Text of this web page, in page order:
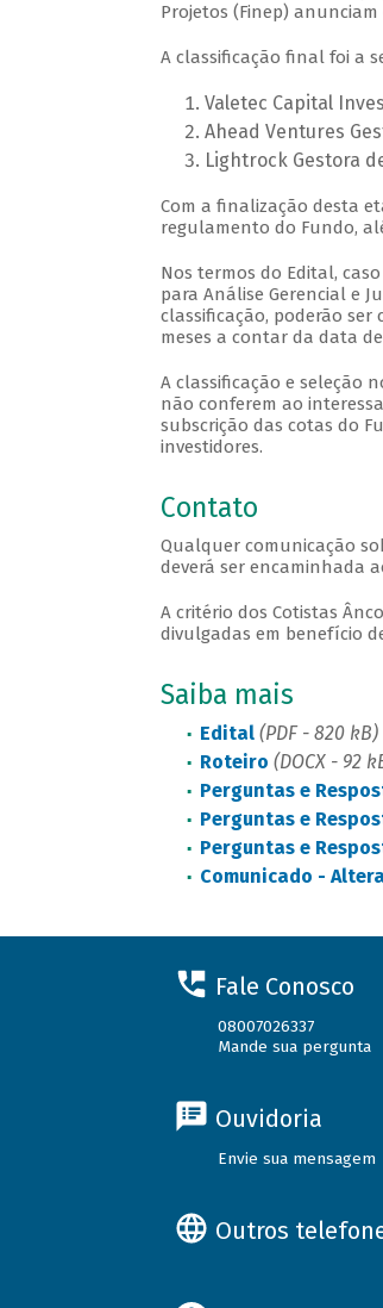
Projetos (Finep)
A classificação final foi a
Valetec Capital
Ahead Ventures
Lightrock Gestora
Com a finalização desta
regulamento do Fundo,
Nos termos do Edital,
para Análise Gerencial e
classificação, poderão ser
meses a contar da data
A classificação e seleção
não conferem ao
subscrição das cotas do
investidores.
Contato
Qualquer comunicação
deverá ser encaminhada
A critério dos Cotistas
divulgadas em benefício
Saiba mais
Edital (PDF - 820 kB)
Roteiro (DOCX - 92
Perguntas e
Perguntas e
Perguntas e
Comunicado -
Fale Conosco
08007026337
Mande sua pergunta
Ouvidoria
Envie sua mensagem
Outros